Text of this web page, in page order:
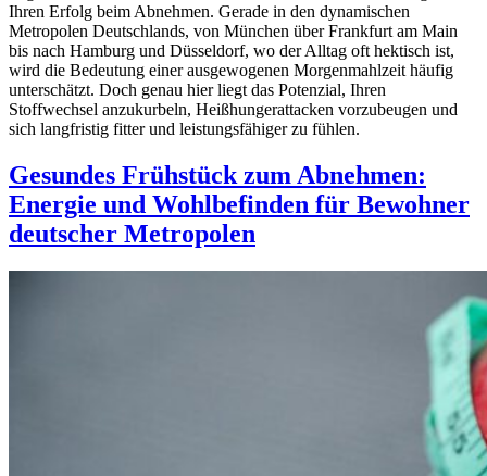
Ihren Erfolg beim Abnehmen. Gerade in den dynamischen
Metropolen Deutschlands, von München über Frankfurt am Main
bis nach Hamburg und Düsseldorf, wo der Alltag oft hektisch ist,
wird die Bedeutung einer ausgewogenen Morgenmahlzeit häufig
unterschätzt. Doch genau hier liegt das Potenzial, Ihren
Stoffwechsel anzukurbeln, Heißhungerattacken vorzubeugen und
sich langfristig fitter und leistungsfähiger zu fühlen.
Gesundes Frühstück zum Abnehmen:
Energie und Wohlbefinden für Bewohner
deutscher Metropolen